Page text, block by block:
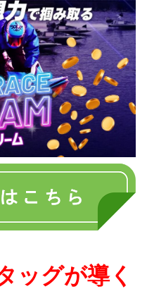
ッグが導く